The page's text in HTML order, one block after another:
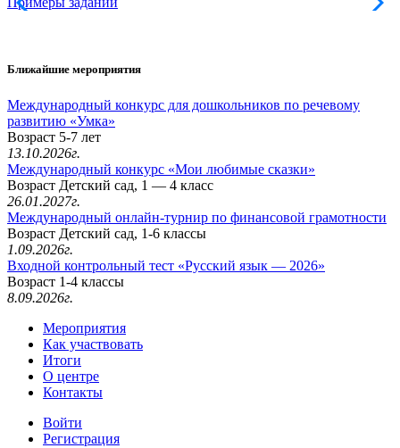
Ближайшие мероприятия
Международный конкурс для дошкольников по речевому
развитию «Умка»
Возраст 5-7 лет
13.10.2026г.
Международный конкурс «Мои любимые сказки»
Возраст Детский сад, 1 — 4 класс
26.01.2027г.
Международный онлайн-турнир по финансовой грамотности
Возраст Детский сад, 1-6 классы
1.09.2026г.
Входной контрольный тест «Русский язык — 2026»
Возраст 1-4 классы
8.09.2026г.
Мероприятия
Как участвовать
Итоги
О центре
Контакты
Войти
Регистрация